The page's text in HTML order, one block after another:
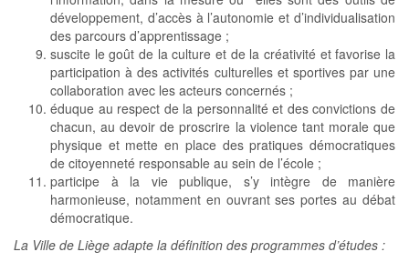
développement, d’accès à l’autonomie et d’individualisation
des parcours d’apprentissage ;
suscite le goût de la culture et de la créativité et favorise la
participation à des activités culturelles et sportives par une
collaboration avec les acteurs concernés ;
éduque au respect de la personnalité et des convictions de
chacun, au devoir de proscrire la violence tant morale que
physique et mette en place des pratiques démocratiques
de citoyenneté responsable au sein de l’école ;
participe à la vie publique, s’y intègre de manière
harmonieuse, notamment en ouvrant ses portes au débat
démocratique.
La Ville de Liège adapte la définition des programmes d’études :